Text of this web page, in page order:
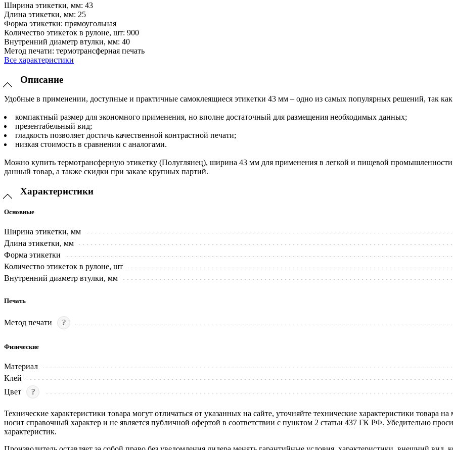
Ширина этикетки, мм: 43
Длина этикетки, мм: 25
Форма этикетки: прямоугольная
Количество этикеток в рулоне, шт: 900
Внутренний диаметр втулки, мм: 40
Метод печати: термотрансферная печать
Все характеристики
Описание
Удобные в применении, доступные и практичные самоклеящиеся этикетки 43 мм – одно из самых популярных решений, так
компактный размер для экономного применения, но вполне достаточный для размещения необходимых данных;
презентабельный вид;
гладкость позволяет достичь качественной контрастной печати;
низкая стоимость в сравнении с аналогами.
Можно купить термотрансферную этикетку (Полуглянец), ширина 43 мм для применения в легкой и пищевой
данный товар, а также скидки при заказе крупных партий.
Характеристики
Основные
Ширина этикетки, мм
Длина этикетки, мм
Форма этикетки
Количество этикеток в рулоне, шт
Внутренний диаметр втулки, мм
Печать
Метод печати ?
Физические
Материал
Клей
Цвет
?
Технические характеристики товара могут отличаться от указанных на сайте, уточняйте технические характеристики
носит справочный характер и не является публичной офертой в соответствии с пунктом 2 статьи 437 ГК РФ. Убедительно
характеристик.